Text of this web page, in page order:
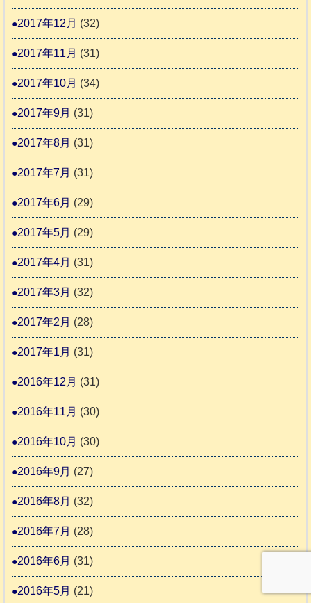
2017年12月 (32)
2017年11月 (31)
2017年10月 (34)
2017年9月 (31)
2017年8月 (31)
2017年7月 (31)
2017年6月 (29)
2017年5月 (29)
2017年4月 (31)
2017年3月 (32)
2017年2月 (28)
2017年1月 (31)
2016年12月 (31)
2016年11月 (30)
2016年10月 (30)
2016年9月 (27)
2016年8月 (32)
2016年7月 (28)
2016年6月 (31)
2016年5月 (21)